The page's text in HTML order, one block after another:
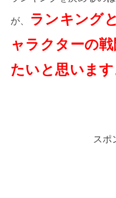
が、
ランキング
ャラクターの
たいと思います
スポ